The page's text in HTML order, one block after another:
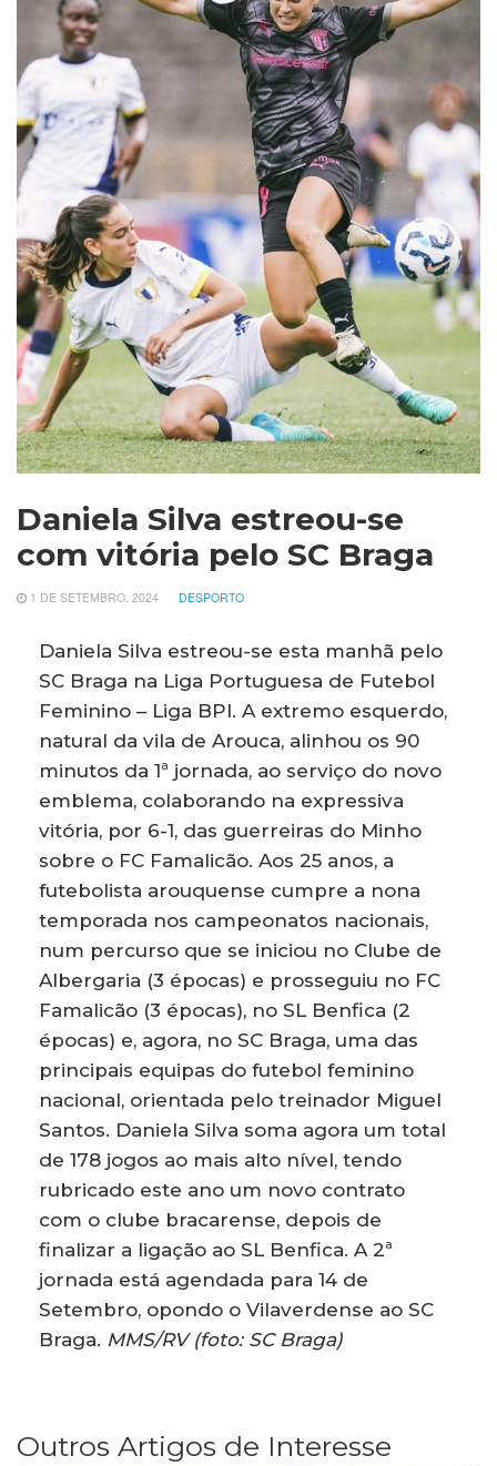
Daniela Silva estreou-se
com vitória pelo SC Braga
1 DE SETEMBRO, 2024 DESPORTO
Daniela Silva estreou-se esta manhã pelo
SC Braga na Liga Portuguesa de Futebol
Feminino – Liga BPI. A extremo esquerdo,
natural da vila de Arouca, alinhou os 90
minutos da 1ª jornada, ao serviço do novo
emblema, colaborando na expressiva
vitória, por 6-1, das guerreiras do Minho
sobre o FC Famalicão. Aos 25 anos, a
futebolista arouquense cumpre a nona
temporada nos campeonatos nacionais,
num percurso que se iniciou no Clube de
Albergaria (3 épocas) e prosseguiu no FC
Famalicão (3 épocas), no SL Benfica (2
épocas) e, agora, no SC Braga, uma das
principais equipas do futebol feminino
nacional, orientada pelo treinador Miguel
Santos. Daniela Silva soma agora um total
de 178 jogos ao mais alto nível, tendo
rubricado este ano um novo contrato
com o clube bracarense, depois de
finalizar a ligação ao SL Benfica. A 2ª
jornada está agendada para 14 de
Setembro, opondo o Vilaverdense ao SC
Braga. MMS/RV (foto: SC Braga)
Outros Artigos de Interesse